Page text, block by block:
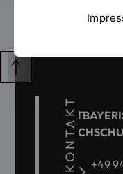
KONTAKT +49